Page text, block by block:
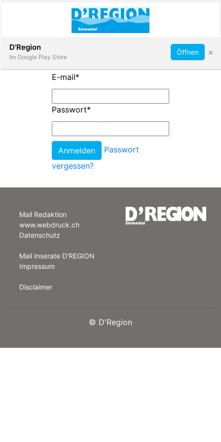
App
Abonnieren
E-mail*
Passwort*
Passwort
vergessen?
Mail Redaktion
www.webdruck.ch
Datenschutz
Mail Inserate D'REGION
Impressum
Disclaimer
© D'Region
D'Region
Im Google Play Store
Öffnen ×